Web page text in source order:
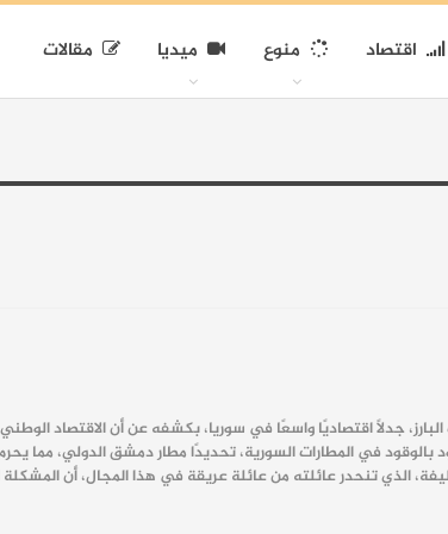
اقتصاد منوع ميديا مقالات
جدلًا اقتصاديًا واسعًا في سوريا، بكشفه عن أن الاقتصاد
في المطارات السورية، تحديدًا مطار دمشق الدولي، مما
الذي تنحدر عائلته من عائلة عريقة في هذا المجال، أن